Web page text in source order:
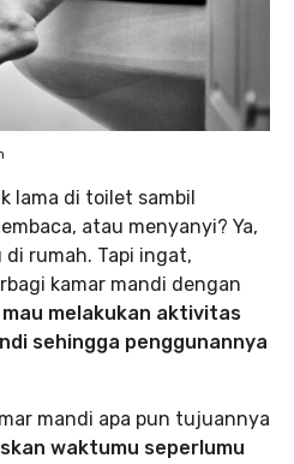
lama di toilet sambil
atau menyanyi? Ya,
di rumah. Tapi ingat,
kamar mandi dengan
melakukan aktivitas
sehingga penggunannya
mandi apa pun tujuannya
waktumu seperlumu